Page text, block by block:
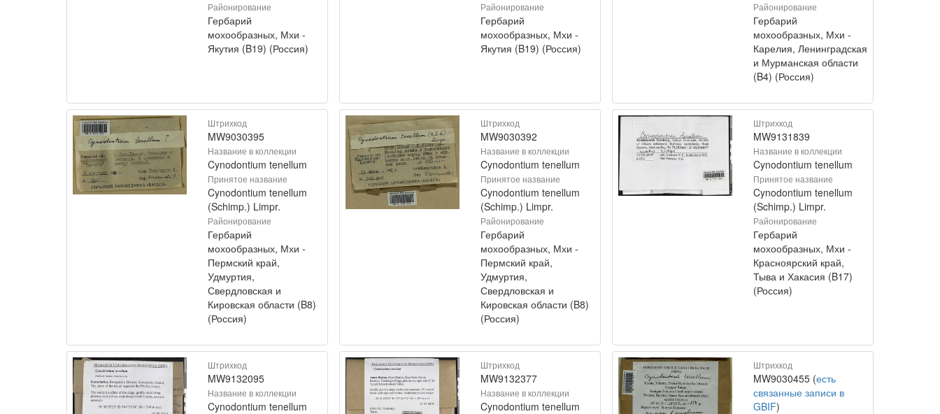
Районирование
Гербарий
мохообразных, Мхи -
Якутия (B19) (Россия)
Районирование
Гербарий
мохообразных, Мхи -
Якутия (B19) (Россия)
Районирование
Гербарий
мохообразных, Мхи -
Карелия, Ленинградская
и Мурманская области
(B4) (Россия)
Штрихкод
MW9030395
Название в коллекции
Cynodontium tenellum
Принятое название
Cynodontium tenellum
(Schimp.) Limpr.
Районирование
Гербарий
мохообразных, Мхи -
Пермский край,
Удмуртия,
Свердловская и
Кировская области (B8)
(Россия)
Штрихкод
MW9030392
Название в коллекции
Cynodontium tenellum
Принятое название
Cynodontium tenellum
(Schimp.) Limpr.
Районирование
Гербарий
мохообразных, Мхи -
Пермский край,
Удмуртия,
Свердловская и
Кировская области (B8)
(Россия)
Штрихкод
MW9131839
Название в коллекции
Cynodontium tenellum
Принятое название
Cynodontium tenellum
(Schimp.) Limpr.
Районирование
Гербарий
мохообразных, Мхи -
Красноярский край,
Тыва и Хакасия (B17)
(Россия)
Штрихкод
MW9132095
Название в коллекции
Cynodontium tenellum
Штрихкод
MW9132377
Название в коллекции
Cynodontium tenellum
Штрихкод
MW9030455 (есть
связанные записи в
GBIF)